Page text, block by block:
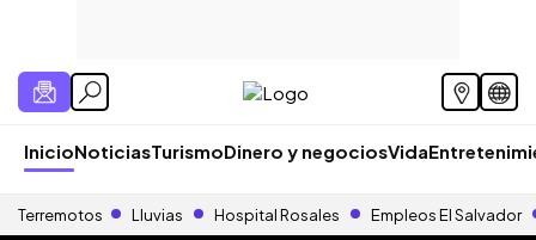
InicioNoticiasTurismoDinero y negociosVida
Terremotos Lluvias Hospital Rosales Empleos El Salvador